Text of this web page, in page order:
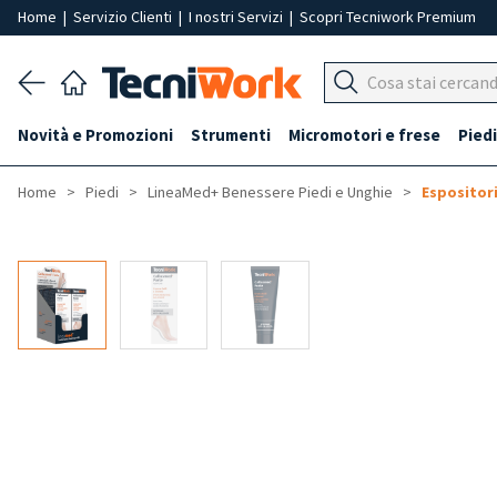
Home | Servizio Clienti | I nostri Servizi | Scopri Tecniwork Premium
Novità e Promozioni Strumenti Micromotori e frese Piedi
Home Piedi LineaMed+ Benessere Piedi e Unghie